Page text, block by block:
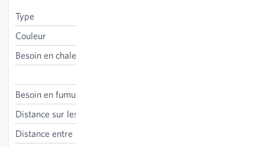
Type
Couleur
Besoin en chaleur
Besoin en fumure
Distance sur les lignes
Distance entre les lignes